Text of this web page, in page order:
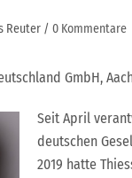
Reuter 0 Kommentare
GmbH,
Seit April
deutschen
2019 hatte